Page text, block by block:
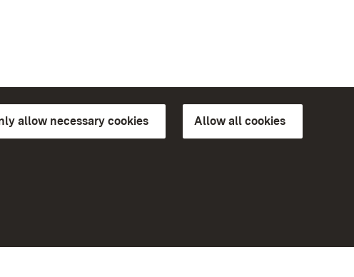
allow necessary cookies Allow all cookies